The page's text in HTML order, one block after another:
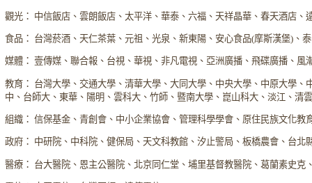
觀光： 中信飯店、雲朗飯店、太平洋、華泰、六福、天祥晶華、春天酒店、
食品： 台灣菸酒、天仁茶葉、元祖、光泉、新東陽、安心食品(摩斯漢堡)、
媒體： 壹傳媒、聯合報、台視、華視、非凡電視、亞洲廣播、飛碟廣播、風
教育： 台灣大學、交通大學、清華大學、大同大學、中央大學、中原大學
中、台師大、東華、陽明、雲科大、竹師、暨南大學、崑山科大、淡江、清
組織： 信保基金、青創會、中小企業協會、管理科學學會、原住民族文化教
政府： 中研院、中科院、健保局、天文科教館、汐止警局、板橋農會、台北
醫療： 台大醫院、恩主公醫院、北京同仁堂、埔里基督教醫院、葛蘭素史克